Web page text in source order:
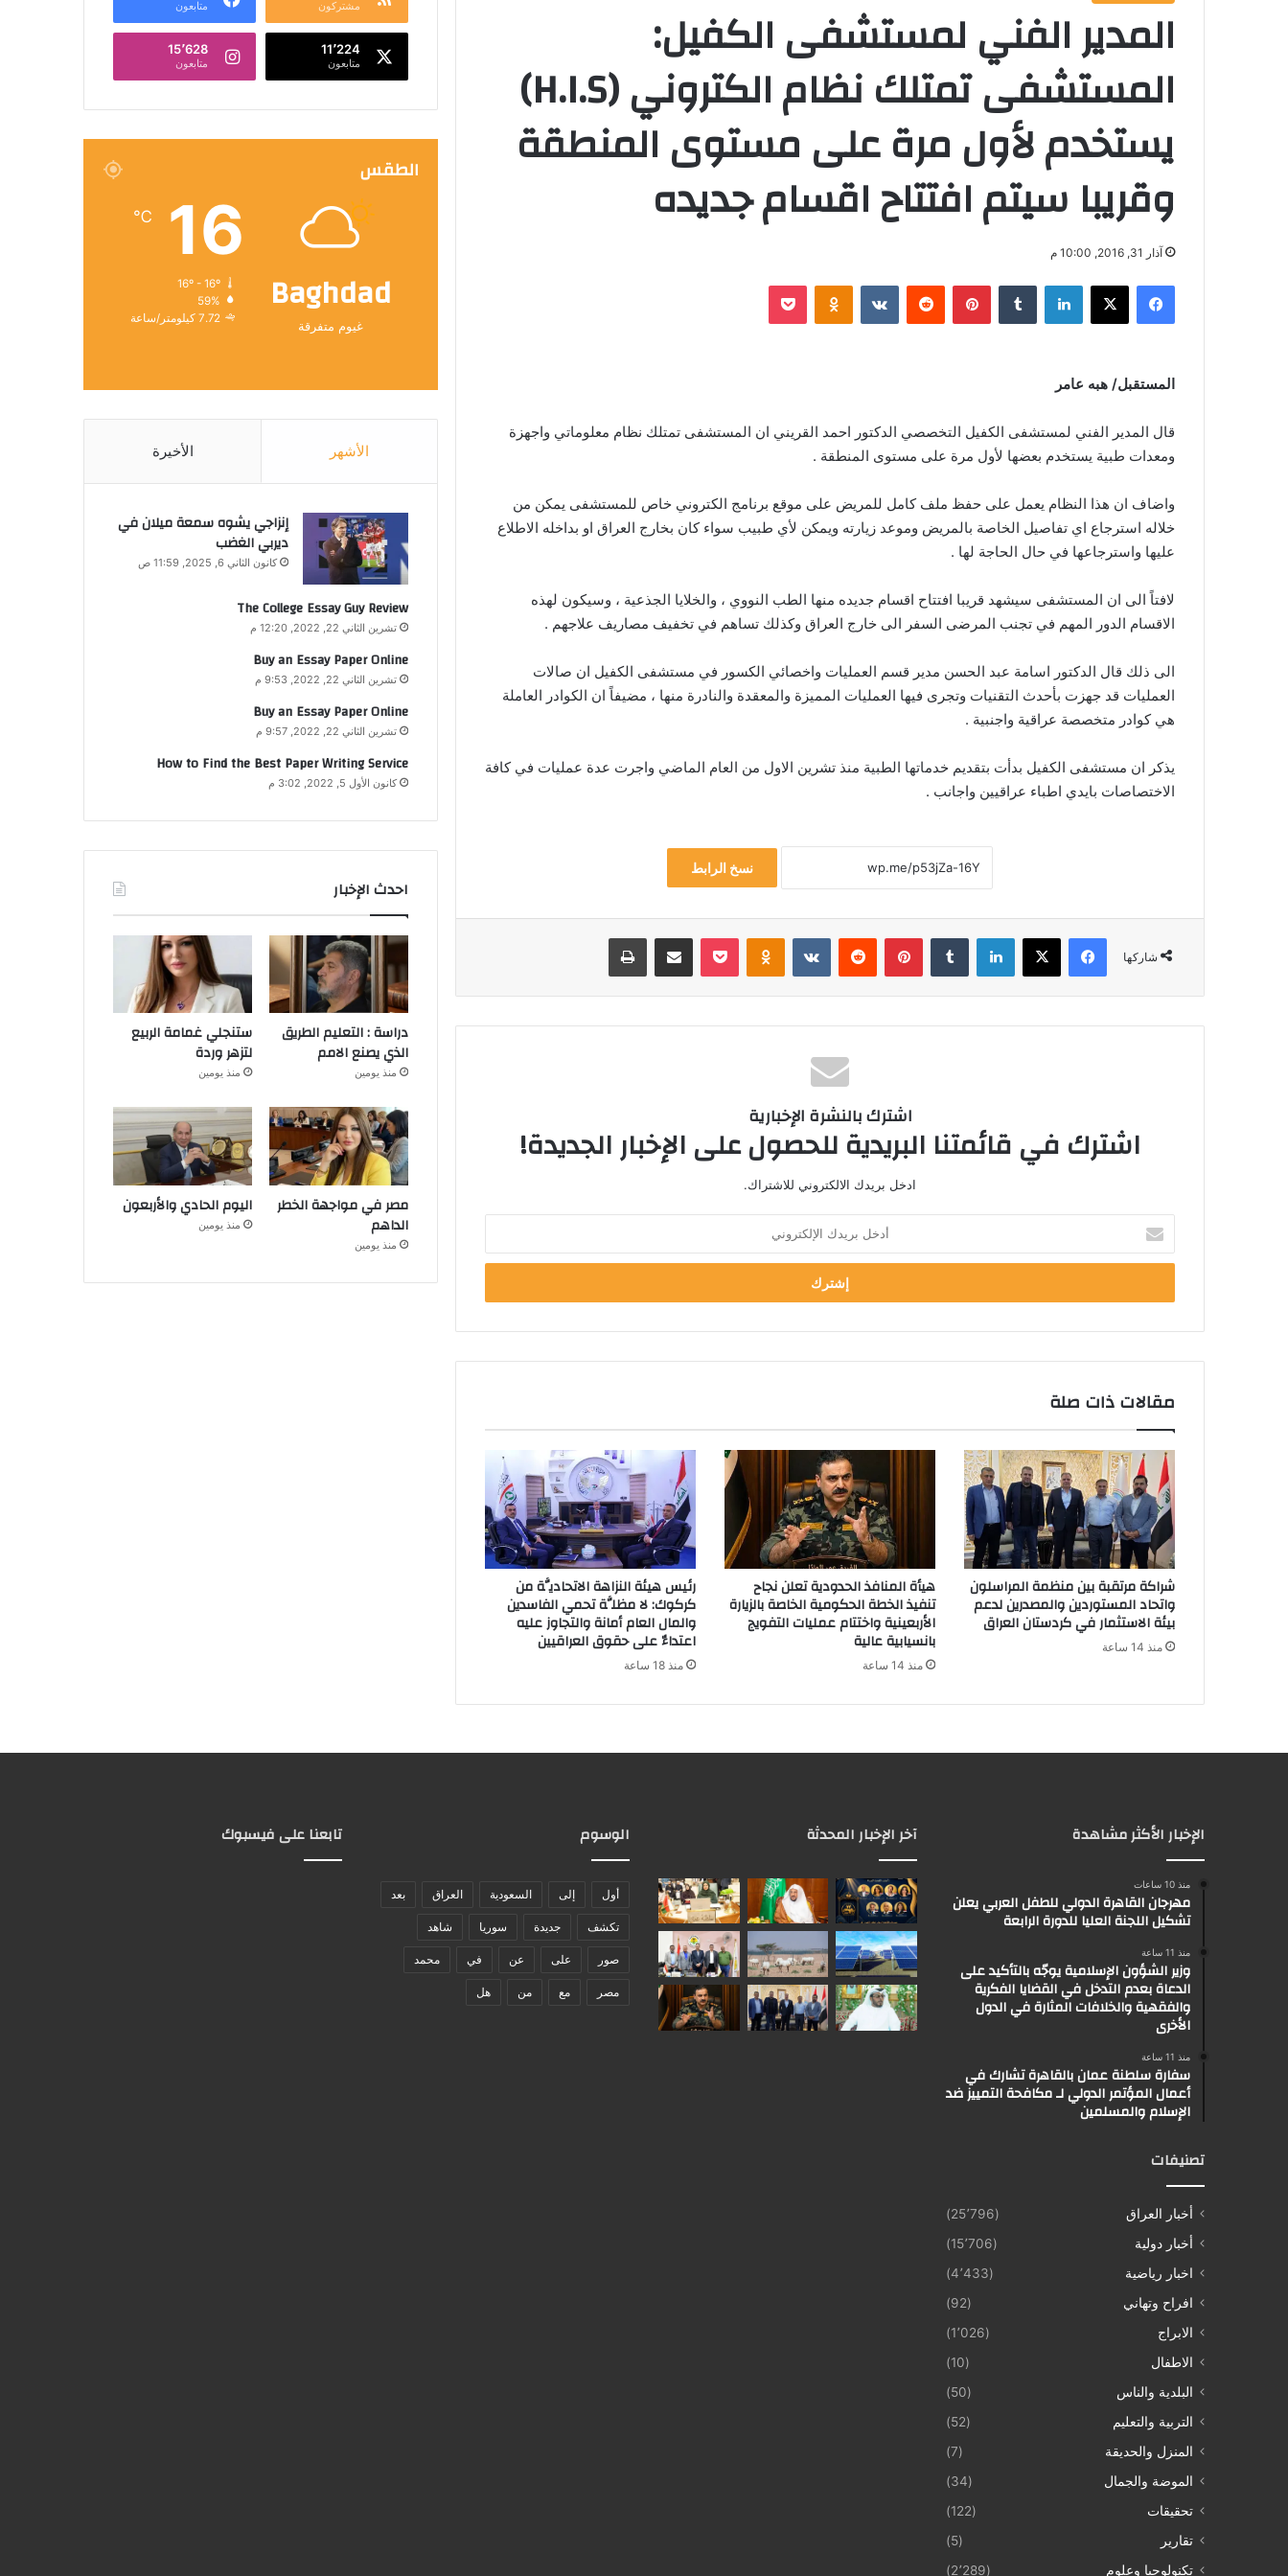
المدير الفني لمستشفى الكفيل:
المستشفى تمتلك نظام الكتروني (H.I.S)
يستخدم لأول مرة على مستوى المنطقة
وقريبا سيتم افتتاح اقسام جديده
آذار 31, 2016, 10:00 م
فيسبوك لينكدإن بينتيريست
المستقبل/ هبه عامر
قال المدير الفني لمستشفى الكفيل التخصصي الدكتور احمد القريني ان المستشفى تمتلك نظام معلوماتي واجهزة
ومعدات طبية يستخدم بعضها لأول مرة على مستوى المنطقة .
واضاف ان هذا النظام يعمل على حفظ ملف كامل للمريض على موقع برنامج الكتروني خاص للمستشفى يمكن من
خلاله استرجاع اي تفاصيل الخاصة بالمريض وموعد زيارته ويمكن لأي طبيب سواء كان بخارج العراق او بداخله الاطلاع
عليها واسترجاعها في حال الحاجة لها .
لافتاً الى ان المستشفى سيشهد قريبا افتتاح اقسام جديده منها الطب النووي ، والخلايا الجذعية ، وسيكون لهذه
الاقسام الدور المهم في تجنب المرضى السفر الى خارج العراق وكذلك تساهم في تخفيف مصاريف علاجهم .
الى ذلك قال الدكتور اسامة عبد الحسن مدير قسم العمليات واخصائي الكسور في مستشفى الكفيل ان صالات
العمليات قد جهزت بأحدث التقنيات وتجرى فيها العمليات المميزة والمعقدة والنادرة منها ، مضيفاً ان الكوادر العاملة
هي كوادر متخصصة عراقية واجنبية .
يذكر ان مستشفى الكفيل بدأت بتقديم خدماتها الطبية منذ تشرين الاول من العام الماضي واجرت عدة عمليات في كافة
الاختصاصات بايدي اطباء عراقيين واجانب .
نسخ الرابط
شاركها
فيسبوك لينكدإن بينتيريست
اشترك بالنشرة الإخبارية
اشترك في قائمتنا البريدية للحصول على الإخبار الجديدة!
ادخل بريدك الالكتروني للاشتراك.
خ
ب
د
ا
ك
ت
ر
و
ن
ي
مقالات ذات صلة
شراكة مرتقبة بين منظمة المراسلون
واتحاد المستوردين والمصدرين لدعم
بيئة الاستثمار في كردستان العراق
منذ 14 ساعة
هيأة المنافذ الحدودية تعلن نجاح
تنفيذ الخطة الحكومية الخاصة بالزيارة
الأربعينية واختتام عمليات التفويج
بانسيابية عالية
منذ 14 ساعة
رئيس هيئة النزاهة الاتحاديَّة من
كركوك: لا مظلَّة تحمي الفاسدين
والمال العام أمانة والتجاوز عليه
اعتداءٌ على حقوق العراقيين
منذ 18 ساعة
مشتركون متابعون
11٬224
متابعون
15٬628
متابعون
الطقس
Baghdad
غيوم متفرقة
16
℃
16º - 16º
59%
7.72 كيلومتر/ساعة
الأشهر الأخيرة
إنزاجي يشوه سمعة ميلان في
ديربي الغضب
كانون الثاني 6, 2025, 11:59 ص
The College Essay Guy Review
تشرين الثاني 22, 2022, 12:20 م
Buy an Essay Paper Online
تشرين الثاني 22, 2022, 9:53 م
Buy an Essay Paper Online
تشرين الثاني 22, 2022, 9:57 م
How to Find the Best Paper Writing Service
كانون الأول 5, 2022, 3:02 م
احدث الإخبار
دراسة : التعليم الطريق
الذي يصنع الامم
منذ يومين
ستنجلي غمامة الربيع
لتزهر وردة
منذ يومين
مصر في مواجهة الخطر
الداهم
منذ يومين
اليوم الحادي والأربعون
منذ يومين
الإخبار الأكثر مشاهدة
منذ 10 ساعات
مهرجان القاهرة الدولي للطفل العربي يعلن
تشكيل اللجنة العليا للدورة الرابعة
منذ 11 ساعة
وزير الشؤون الإسلامية يوجّه بالتأكيد على
الدعاة بعدم التدخل في القضايا الفكرية
والفقهية والخلافات المثارة في الدول
الأخرى
منذ 11 ساعة
سفارة سلطنة عمان بالقاهرة تشارك في
أعمال المؤتمر الدولي لـ مكافحة التمييز ضد
الإسلام والمسلمين
تصنيفات
أخبار العراق
(25٬796)
أخبار دولية
(15٬706)
اخبار رياضية
(4٬433)
افراح وتهاني
(92)
الابراج
(1٬026)
الاطفال
(10)
البلدية والناس
(50)
التربية والتعليم
(52)
المنزل والحديقة
(7)
الموضة والجمال
(34)
تحقيقات
(122)
تقارير
(5)
تكنولوجيا وعلوم
(2٬289)
آخر الإخبار المحدثة الوسوم
أول إلى السعودية العراق بعد
تكشف جديدة سوريا شاهد
صور على عن في محمد
مصر مع من هل
تابعنا على فيسبوك